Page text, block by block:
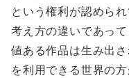
という権利が認めら
考え方の違いであっ
値ある作品は生み出
を利用できる世界の